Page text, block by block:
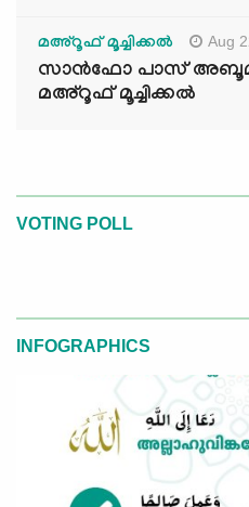
മഅ്റൂഫ് മൂച്ചിക്കല്‍ Aug
സാൻഫോ പാസ്
മഅ്റൂഫ് മൂച്ചിക്കല്‍
VOTING POLL
INFOGRAPHICS